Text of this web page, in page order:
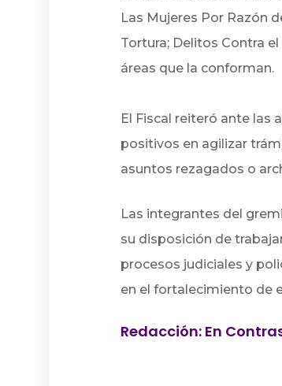
Las Mujeres Por Razón
Tortura; Delitos Contra
áreas que la conforman.
El Fiscal reiteró ante las
positivos en agilizar
asuntos rezagados o
Las integrantes del
su disposición de
procesos judiciales y
en el fortalecimiento de
Redacción: En